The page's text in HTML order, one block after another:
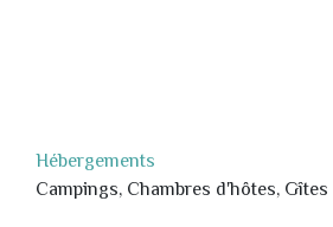
Hébergements
Campings, Chambres d'hôtes, Gîtes